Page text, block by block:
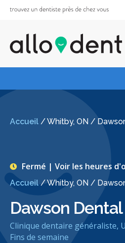
Accueil /Whitby, ON /
Accueil/Whitby, ON /
Dawson
Clinique dentaire généraliste,
Fins de semaine
Fermé | Voir les heures